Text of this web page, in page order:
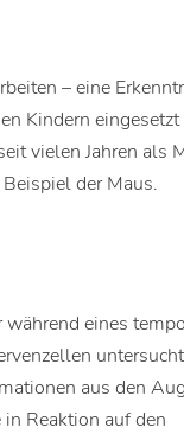
– eine
Kindern
vielen Jahren als
der Maus.
eines
aus den
Reaktion auf den